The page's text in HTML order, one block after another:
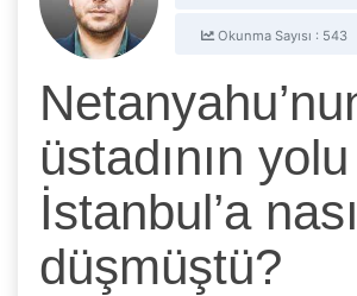
Okunma Sayısı : 543
üstadının yolu
İstanbul’a
düşmüştü?